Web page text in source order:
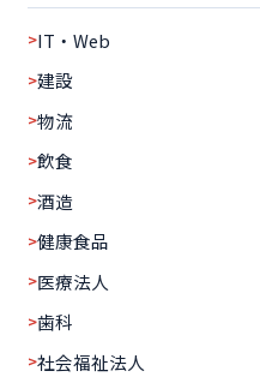
IT・Web
建設
物流
飲食
酒造
健康食品
医療法人
歯科
社会福祉法人